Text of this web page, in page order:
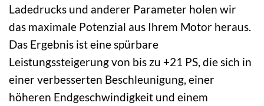
Ladedrucks und anderer Parameter holen wir
das maximale Potenzial aus Ihrem Motor heraus.
Das Ergebnis ist eine spürbare
Leistungssteigerung von bis zu +21 PS, die sich in
einer verbesserten Beschleunigung, einer
höheren Endgeschwindigkeit und einem